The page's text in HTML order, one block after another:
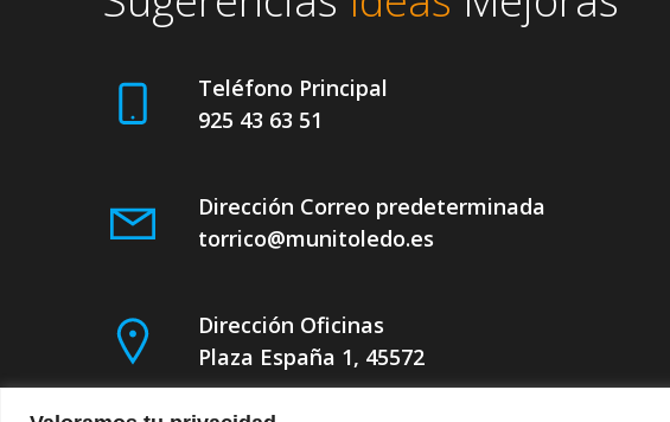
Teléfono Principal
925 43 63 51
Dirección Correo predeterminada
torrico@munitoledo.es
Dirección Oficinas
Plaza España 1, 45572